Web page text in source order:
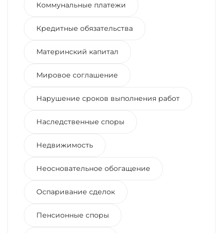
Коммунальные платежи
Кредитные обязательства
Материнский капитал
Мировое соглашение
Нарушение сроков выполнения работ
Наследственные споры
Недвижимость
Неосновательное обогащение
Оспаривание сделок
Пенсионные споры